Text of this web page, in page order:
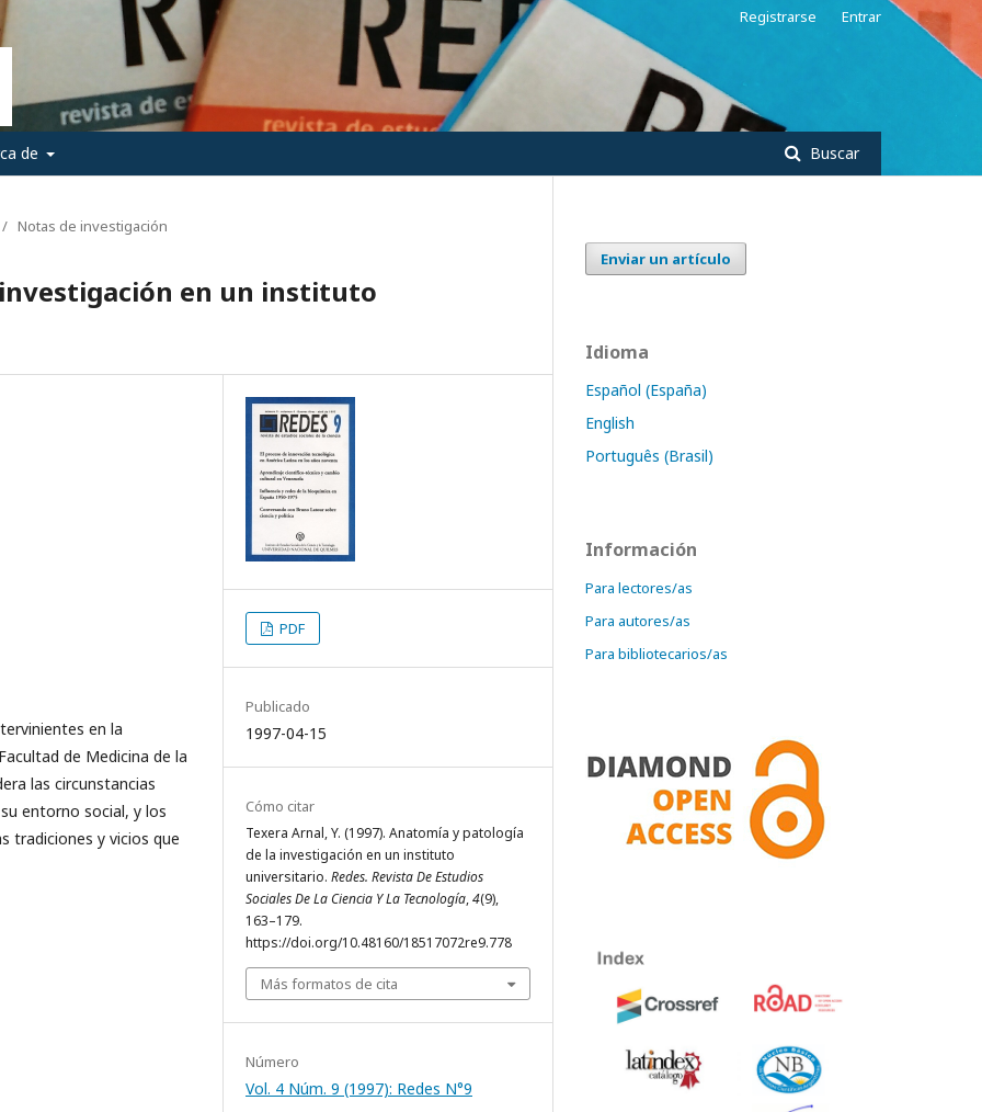
de Buscar
Registrarse Entrar
/ Notas de investigación
en un instituto
en la
de Medicina de la
las circunstancias
entorno social, y los
tradiciones y vicios que
PDF
Publicado
1997-04-15
Cómo citar
Texera Arnal, Y. (1997). Anatomía y patología
de la investigación en un instituto
universitario. Redes. Revista De Estudios
Sociales De La Ciencia Y La Tecnología,4(9),
163–179.
https://doi.org/10.48160/18517072re9.778
Más formatos de cita
Número
Vol. 4 Núm. 9 (1997): Redes N°9
Enviar un artículo
Idioma
Español (España)
English
Português (Brasil)
Información
Para lectores/as
Para autores/as
Para bibliotecarios/as